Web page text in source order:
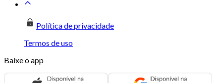
Política de privacidade
Termos de uso
Baixe o app